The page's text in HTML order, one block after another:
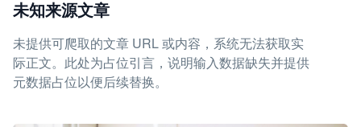
未知来源文章
未提供可爬取的文章 URL 或内容，系统无法获取实
际正文。此处为占位引言，说明输入数据缺失并提供
元数据占位以便后续替换。